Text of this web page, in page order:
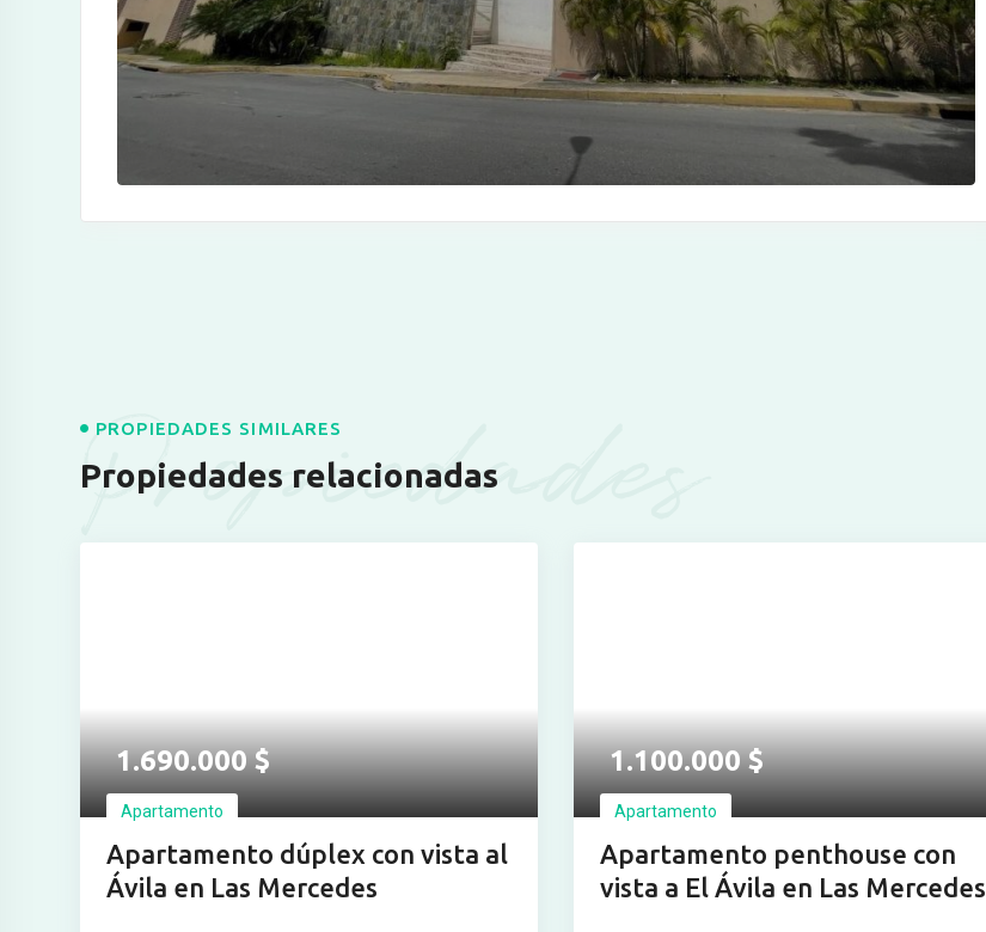
Propiedades
PROPIEDADES SIMILARES
Propiedades relacionadas
1.690.000$
Apartamento
Apartamento dúplex con vista al
Ávila en Las Mercedes
1.100.000$
Apartamento
Apartamento penthouse con
vista a El Ávila en Las Mercedes